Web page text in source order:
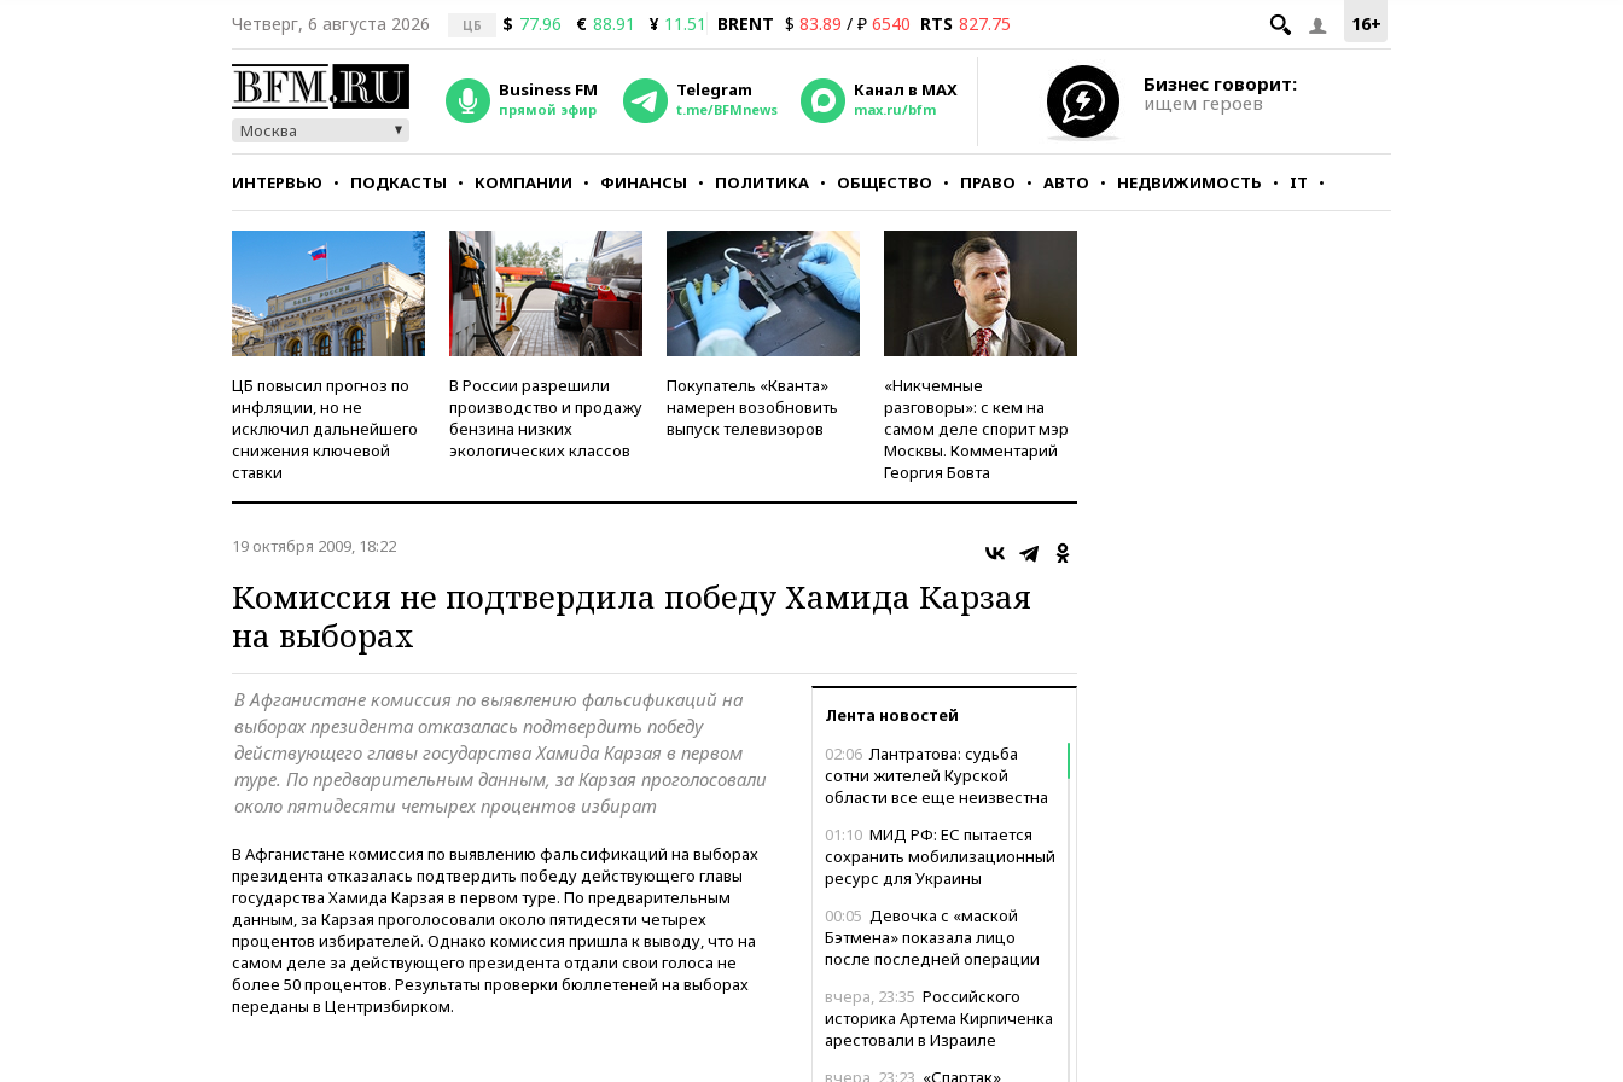
16+
Четверг, 6 августа 2026 ЦБ $ 77.96 € 88.91 ¥ 11.51 BRENT $ 83.89 / ₽ 6540 RTS 827.75
Москва
Business FM
прямой эфир
Telegram
t.me/BFMnews
Канал в MAX
max.ru/bfm
Бизнес говорит:
ищем героев
ИНТЕРВЬЮ ПОДКАСТЫ КОМПАНИИ ФИНАНСЫ ПОЛИТИКА ОБЩЕСТВО ПРАВО АВТО НЕДВИЖИМОСТЬ IT
СТИЛЬ ТЕСТЫ
ЦБ повысил прогноз по
инфляции, но не
исключил дальнейшего
снижения ключевой
ставки
В России разрешили
производство и продажу
бензина низких
экологических классов
Покупатель «Кванта»
намерен возобновить
выпуск телевизоров
«Никчемные
разговоры»: с кем на
самом деле спорит мэр
Москвы. Комментарий
Георгия Бовта
19 октября 2009, 18:22
Комиссия не подтвердила победу Хамида Карзая
на выборах
Лента новостей
02:06 Лантратова: судьба
сотни жителей Курской
области все еще неизвестна
01:10 МИД РФ: ЕС пытается
сохранить мобилизационный
ресурс для Украины
00:05 Девочка с «маской
Бэтмена» показала лицо
после последней операции
вчера, 23:35 Российского
историка Артема Кирпиченка
арестовали в Израиле
вчера, 23:23 «Спартак»
В Афганистане комиссия по выявлению фальсификаций на
выборах президента отказалась подтвердить победу
действующего главы государства Хамида Карзая в первом
туре. По предварительным данным, за Карзая проголосовали
около пятидесяти четырех процентов избират
В Афганистане комиссия по выявлению фальсификаций на выборах
президента отказалась подтвердить победу действующего главы
государства Хамида Карзая в первом туре. По предварительным
данным, за Карзая проголосовали около пятидесяти четырех
процентов избирателей. Однако комиссия пришла к выводу, что на
самом деле за действующего президента отдали свои голоса не
более 50 процентов. Результаты проверки бюллетеней на выборах
переданы в Центризбирком.